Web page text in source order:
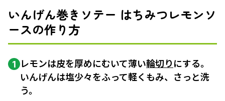
いんげん巻きソテー はちみつレモンソ
ースの作り方
1 レモンは皮を厚めにむいて薄い輪切りにする。
いんげんは塩少々をふって軽くもみ、さっと洗
う。